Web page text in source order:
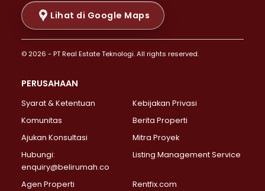
Properti Dijual di Kramat >
Properti Dijual di Pasar Baru >
Properti Dijual di Bendungan Hilir >
Properti Dijual di Jakarta Selatan >
Properti Dijual di Lebak Bulus >
Properti Dijual di Gandaria Selatan >
Properti Dijual di Pondok Labu >
Properti Dijual di Lenteng Agung >
Properti Dijual di Senayan >
Properti Dijual di Pondok Pinang >
Lihat di Google Maps
© 2026 - PT Real Estate Teknologi. All rights reserved.
PERUSAHAAN
Syarat & Ketentuan
Kebijakan Privasi
Komunitas
Berita Properti
Ajukan Konsultasi
Mitra Proyek
Hubungi:
enquiry@belirumah.co
Listing Management Service
Agen Properti Rentfix.com